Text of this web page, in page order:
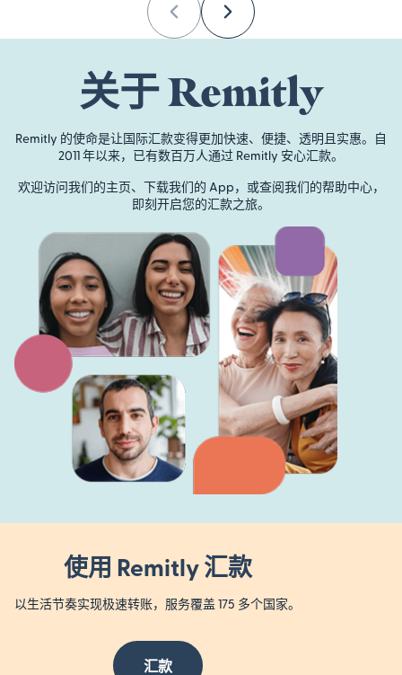
Previous Next
关于 Remitly
Remitly 的使命是让国际汇款变得更加快速、便捷、透明且实惠。自
2011 年以来，已有数百万人通过 Remitly 安心汇款。
欢迎访问我们的主页、下载我们的 App，或查阅我们的帮助中心，
即刻开启您的汇款之旅。
使用 Remitly 汇款
以生活节奏实现极速转账，服务覆盖 175 多个国家。
汇款